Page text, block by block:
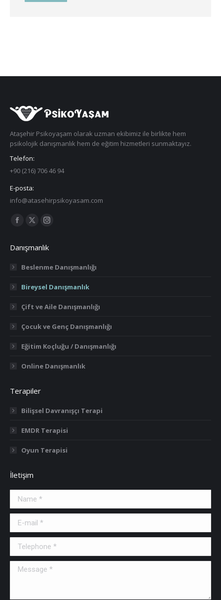
Ataşehir Psikoyaşam olarak uzman ekibimiz ile birlikte hem
psikolojik danışmanlık hem de eğitim hizmetleri sunmaktayız.
Telefon:
+90 (216) 706 46 94
E-posta:
info@atasehirpsikoyasam.com
Find us on:
Facebook
opens
in
window
X
opens
in
window
Instagram
opens
in
window
Danışmanlık
Beslenme Danışmanlığı
Bireysel Danışmanlık
Çift ve Aile Danışmanlığı
Çocuk ve Genç Danışmanlığı
Eğitim Koçluğu / Danışmanlığı
Online Danışmanlık
Terapiler
Bilişsel Davranışçı Terapi
EMDR Terapisi
Oyun Terapisi
İletişim
Name *
E-mail *
Telephone *
Message *